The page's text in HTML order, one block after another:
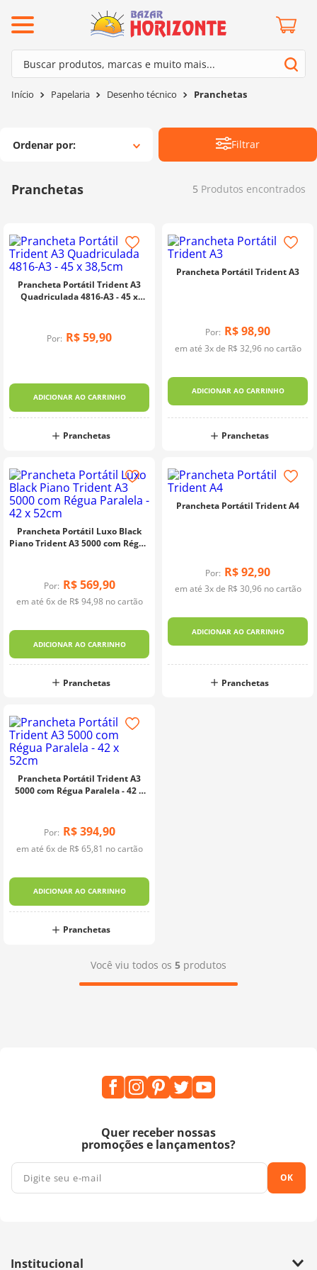
Buscar produtos, marcas e muito mais...
Papelaria Desenho técnico Pranchetas
Ordenar por Filtrar
Pranchetas 5 Produtos
Prancheta Portátil Trident A3
Quadriculada 4816-A3 - 45 x
Por: R$59,90
ADICIONAR AO CARRINHO
Pranchetas
Prancheta Portátil Trident A3
Por: R$98,90
em até 3x de R$ 32,96no cartão
ADICIONAR AO CARRINHO
Pranchetas
Prancheta Portátil Luxo Black
Piano Trident A3 5000 com Régua
Por: R$ 569,90
em até 6x de R$ 94,98no cartão
ADICIONAR AO CARRINHO
Pranchetas
Prancheta Portátil Trident A4
Por: R$92,90
em até 3x de R$ 30,96no cartão
ADICIONAR AO CARRINHO
Pranchetas
Prancheta Portátil Trident A3
5000 com Régua Paralela - 42 x
Por: R$ 394,90
em até 6x de R$ 65,81 no cartão
ADICIONAR AO CARRINHO
Pranchetas
Você viu todos os 5 produtos
Quer receber nossas
promoções e lançamentos?
OK
Institucional
Termos mais buscados
agulha crochê
euroroma
7º lã cisne
8º batik
dmc
mais buscados
barroco
mollet
agulha crochê
euroroma
batik
charme
dmc